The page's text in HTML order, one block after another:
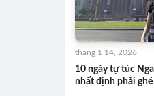
10 ngày tự túc
nhất định phải
tháng 1 14, 2026